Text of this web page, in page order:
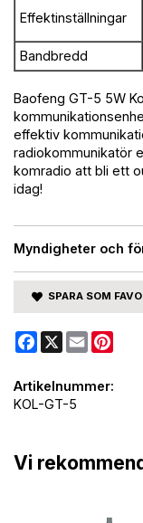
Myndigheter och
Effektinställningar
Bandbredd
Baofeng GT-5 5W
effektiv
radiokommunikatör
komradio att bli ett
idag!
SPARA SOM
Facebook
X Email
Artikelnummer:
KOL-GT-5
Vi